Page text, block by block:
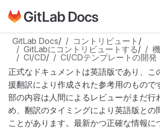
メインコンテンツにスキップ
GitLabドキュメントのホームページに移動
GitLab Docs/ コントリビュート /
GitLabにコントリビュートする/
CI/CD/
CI/CDテンプレートの開発
正式なドキュメントは英語版であり、こ
援翻訳により作成された参考用のもので
部の内容は人間によるレビューがまだ行
め、翻訳のタイミングにより英語版との
ことがあります。最新かつ正確な情報に